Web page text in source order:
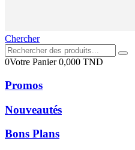
Chercher
0Votre Panier0,000 TND
Promos
Nouveautés
Bons Plans